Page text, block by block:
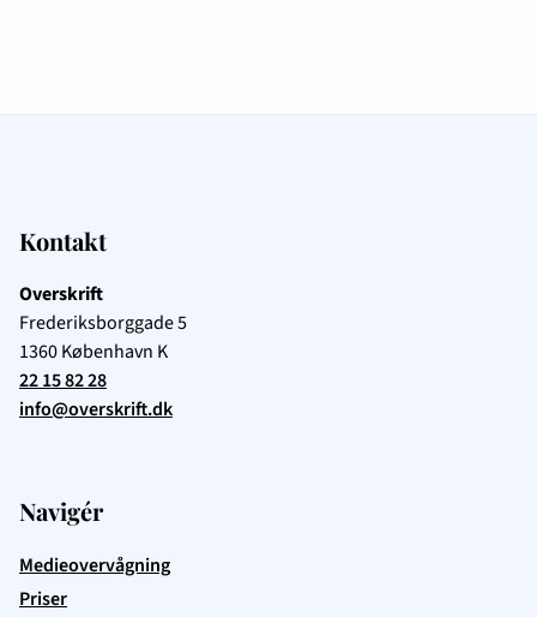
Kontakt
Overskrift
Frederiksborggade 5
1360København K
22 15 82 28
info@overskrift.dk
Navigér
Medieovervågning
Priser